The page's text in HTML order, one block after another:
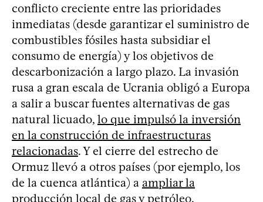
conflicto creciente entre las prioridades
inmediatas (desde garantizar el suministro de
combustibles fósiles hasta subsidiar el
consumo de energía) y los objetivos de
descarbonización a largo plazo. La invasión
rusa a gran escala de Ucrania obligó a Europa
a salir a buscar fuentes alternativas de gas
natural licuado, lo que impulsó la inversión
en la construcción de infraestructuras
relacionadas. Y el cierre del estrecho de
Ormuz llevó a otros países (por ejemplo, los
de la cuenca atlántica) a ampliar la
producción local de gas y petróleo.